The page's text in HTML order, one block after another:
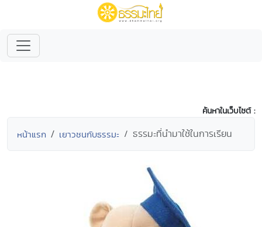
ค้นหาในเว็บไซต์ :
หน้าแรก เยาวชนกับธรรมะ ธรรมะที่นำมาใช้ในการเรียน